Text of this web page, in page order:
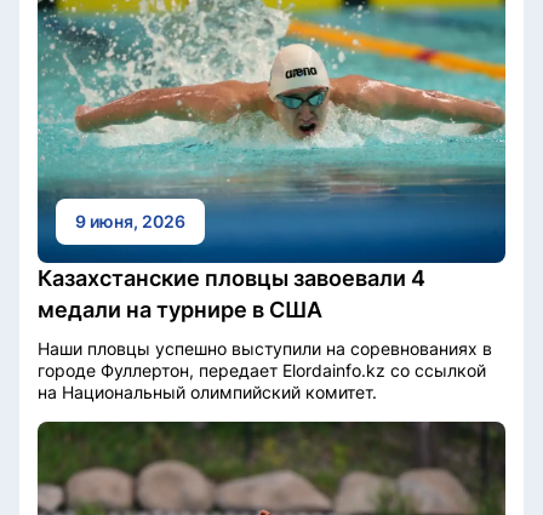
9 июня, 2026
Казахстанские пловцы завоевали 4
медали на турнире в США
Наши пловцы успешно выступили на соревнованиях в
городе Фуллертон, передает Elordainfo.kz со ссылкой
на Национальный олимпийский комитет.